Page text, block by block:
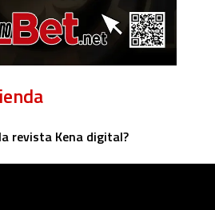
revista Kena digital?